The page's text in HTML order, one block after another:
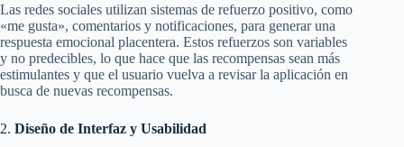
Las redes sociales utilizan sistemas de refuerzo positivo, como
«me gusta», comentarios y notificaciones, para generar una
respuesta emocional placentera. Estos refuerzos son variables
y no predecibles, lo que hace que las recompensas sean más
estimulantes y que el usuario vuelva a revisar la aplicación en
busca de nuevas recompensas.
2. Diseño de Interfaz y Usabilidad